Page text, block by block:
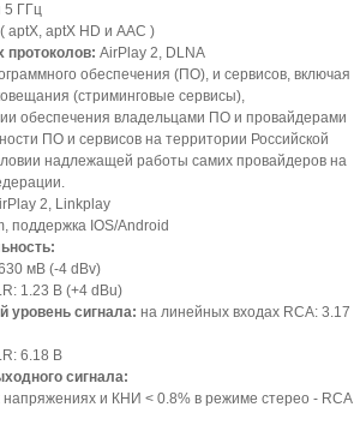
5 ГГц
aptX, aptX HD и AAC )
протоколов: AirPlay 2, DLNA
обеспечения (ПО), и сервисов, включая
(стриминговые сервисы),
обеспечения владельцами ПО и провайдерами
ПО и сервисов на территории Российской
надлежащей работы самих провайдеров на
2, Linkplay
поддержка IOS/Android
мВ (-4 dBv)
1.23 В (+4 dBu)
уровень сигнала: на линейных входах RCA: 3.17
6.18 В
сигнала:
и КНИ < 0.8% в режиме стерео - RCA